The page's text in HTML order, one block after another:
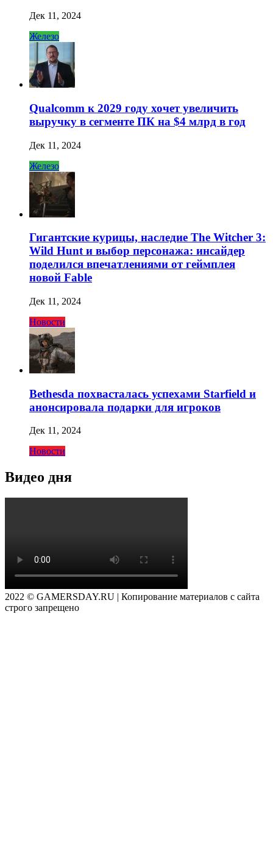
Дек 11, 2024
Железо
Qualcomm к 2029 году хочет увеличить
выручку в сегменте ПК на $4 млрд в год
Дек 11, 2024
Железо
Гигантские курицы, наследие The Witcher 3:
Wild Hunt и выбор персонажа: инсайдер
поделился впечатлениями от геймплея
новой Fable
Дек 11, 2024
Новости
Bethesda похвасталась успехами Starfield и
анонсировала подарки для игроков
Дек 11, 2024
Новости
Видео дня
2022 © GAMERSDAY.RU | Копирование материалов с сайта
строго запрещено